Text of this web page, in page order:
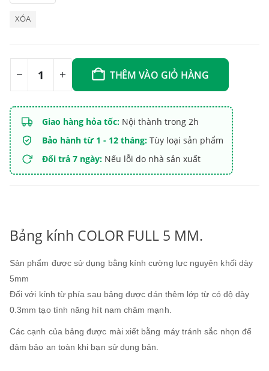
XÓA
THÊM VÀO GIỎ HÀNG
Giao hàng hỏa tốc:Nội thành trong 2h
Bảo hành từ 1 - 12 tháng:Tùy loại sản phẩm
Đổi trả 7 ngày:Nếu lỗi do nhà sản xuất
Bảng kính COLOR FULL 5 MM.
Sản phẩm được sử dụng bằng kính cường lực nguyên khối dày
5mm
Đối với kính từ phía sau bảng được dán thêm lớp từ có độ dày
0.3mm tạo tính năng hít nam châm mạnh.
Các cạnh của bảng được mài xiết bằng máy tránh sắc nhọn để
đảm bảo an toàn khi bạn sử dụng bản.